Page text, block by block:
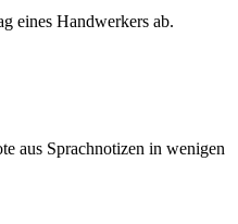
eines Handwerkers ab.
aus Sprachnotizen in wenigen